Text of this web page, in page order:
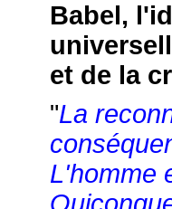
Babel,
et de la
"La
L'homme